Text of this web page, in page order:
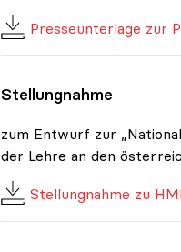
Presseunterlage zur
Stellungnahme
zum Entwurf zur
der Lehre an den
Stellungnahme zu